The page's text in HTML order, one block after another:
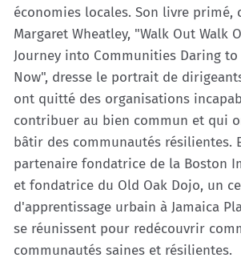
économies locales. Son livre primé,
Margaret Wheatley, "Walk Out Walk
Journey into Communities Daring to
Now", dresse le portrait de
ont quitté des organisations
contribuer au bien commun et qui
bâtir des communautés résilientes.
partenaire fondatrice de la Boston
et fondatrice du Old Oak Dojo, un
d'apprentissage urbain à Jamaica
se réunissent pour redécouvrir
communautés saines et résilientes.